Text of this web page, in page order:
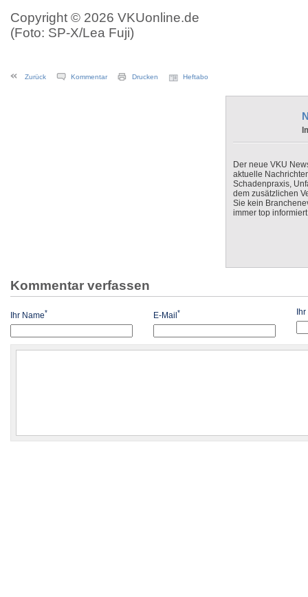
Copyright © 2026 VKUonline.de
(Foto: SP-X/Lea Fuji)
Zurück Kommentar Drucken Heftabo
Der neue VKU
aktuelle
Schadenpraxis,
dem zusätzlichen
Sie kein
immer top
Kommentar verfassen
Ihr Name* E-Mail* Ihr